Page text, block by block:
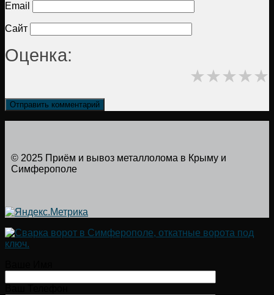
Email
Сайт
Оценка:
★
★
★
★
★
© 2025 Приём и вывоз металлолома в Крыму и
Симферополе